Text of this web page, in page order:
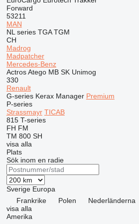
Forward
53211
MAN
NL series TGA TGM
CH
Madrog
Madpatcher
Mercedes-Benz
Actros Atego MB SK Unimog
330
Renault
G-series Kerax Manager Premium
P-series
Strassmayr TICAB
815 T-series
FH FM
TM 800 SH
visa alla
Plats
Sök inom en radie
Sverige Europa
Frankrike
Polen Nederländerna
visa alla
Amerika